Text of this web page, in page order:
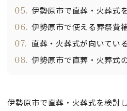
05. 伊勢原市で直葬・火葬式
06. 伊勢原市で使える葬祭費
07. 直葬・火葬式が向いてい
08. 伊勢原市で直葬・火葬式
伊勢原市で直葬・火葬式を検討